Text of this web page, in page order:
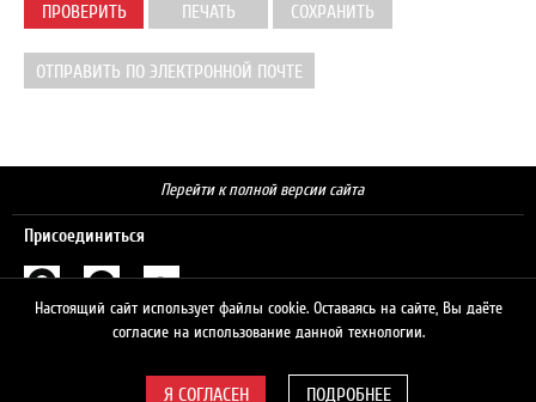
ПРОВЕРИТЬ ПЕЧАТЬ СОХРАНИТЬ
ОТПРАВИТЬ ПО ЭЛЕКТРОННОЙ ПОЧТЕ
Перейти к полной версии сайта
Присоединиться
Настоящий сайт использует файлы cookie. Оставаясь на сайте, Вы даёте
согласие на использование данной технологии.
ПОДРОБНЕЕ